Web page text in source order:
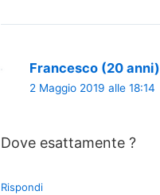
Francesco (20 anni)
2 Maggio 2019 alle 18:14
Dove esattamente ?
Rispondi